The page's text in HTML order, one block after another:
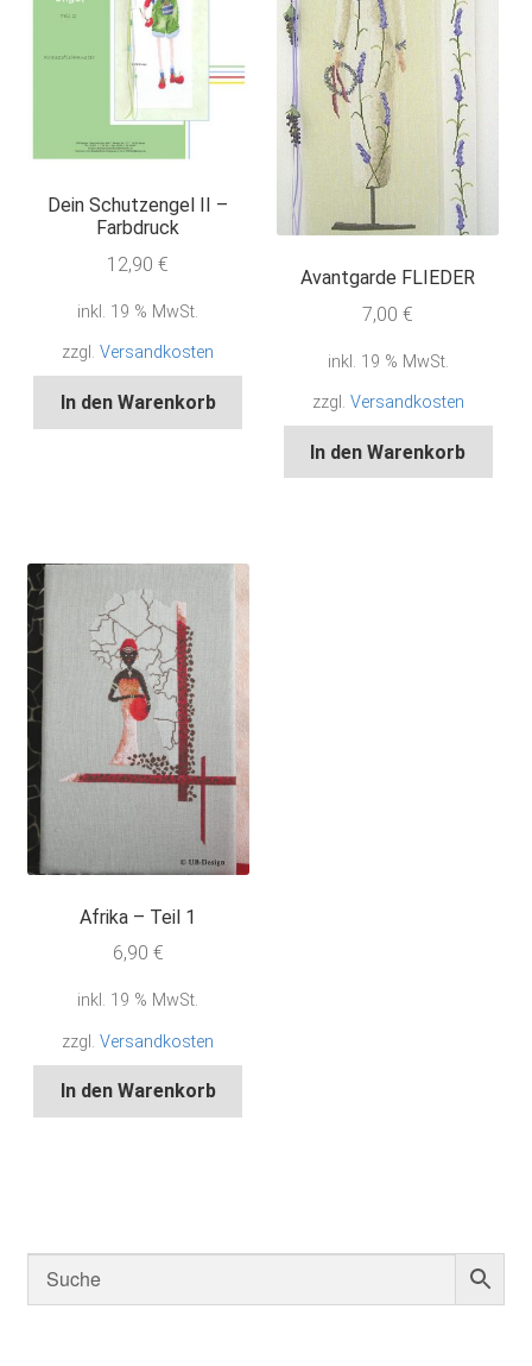
Dein Schutzengel II –
Farbdruck
12,90€
inkl. 19 % MwSt.
zzgl.Versandkosten
In den Warenkorb
Avantgarde FLIEDER
7,00€
inkl. 19 % MwSt.
zzgl. Versandkosten
In den Warenkorb
Afrika – Teil 1
6,90 €
inkl. 19 % MwSt.
zzgl.Versandkosten
In den Warenkorb